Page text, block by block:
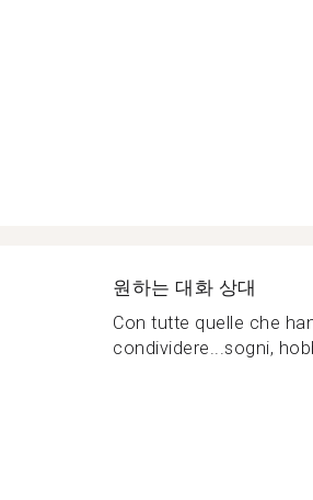
원하는 대화 상대
Con tutte quelle che
condividere...sogni,